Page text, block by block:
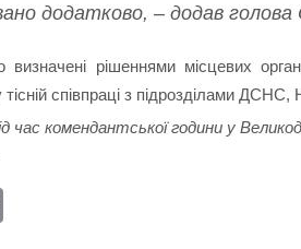
додатково, – додав
рішеннями місцевих
співпраці з підрозділами ДСНС,
час комендантської години у